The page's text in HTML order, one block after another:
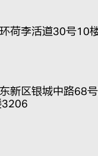
荷李活道30号10
新区银城中路68
3206